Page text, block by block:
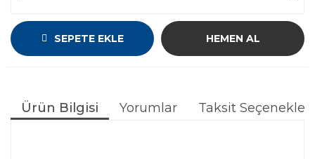
SEPETE EKLE HEMEN AL
Ürün Bilgisi Yorumlar Taksit Seçenekleri